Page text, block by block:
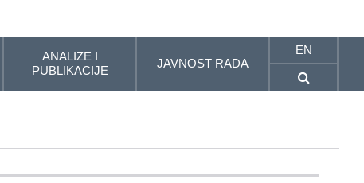
ANALIZE I
PUBLIKACIJE
JAVNOST RADA
EN